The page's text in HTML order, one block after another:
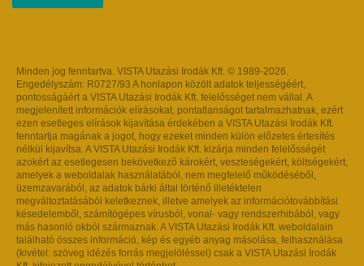
Minden jog fenntartva. VISTA Utazási Irodák Kft. © 1989-2026.
Engedélyszám: R0727/93 A honlapon közölt adatok teljességéért,
pontosságáért a VISTA Utazási Irodák Kft. felelősséget nem vállal. A
megjelenített információk elírásokat, pontatlanságot tartalmazhatnak, ezért
ezen esetleges elírások kijavítása érdekében a VISTA Utazási Irodák Kft.
fenntartja magának a jogot, hogy ezeket minden külön előzetes értesítés
nélkül kijavítsa. A VISTA Utazási Irodák Kft. kizárja minden felelősségét
azokért az esetlegesen bekövetkező károkért, veszteségekért, költségekért,
amelyek a weboldalak használatából, nem megfelelő működéséből,
üzemzavarából, az adatok bárki által történő illetéktelen
megváltoztatásából keletkeznek, illetve amelyek az információtovábbítási
késedelemből, számítógépes vírusból, vonal- vagy rendszerhibából, vagy
más hasonló okból származnak. A VISTA Utazási Irodák Kft. weboldalain
található összes információ, kép és egyéb anyag másolása, felhasználása
(kivétel: szöveg idézés forrás megjelöléssel) csak a VISTA Utazási Irodák